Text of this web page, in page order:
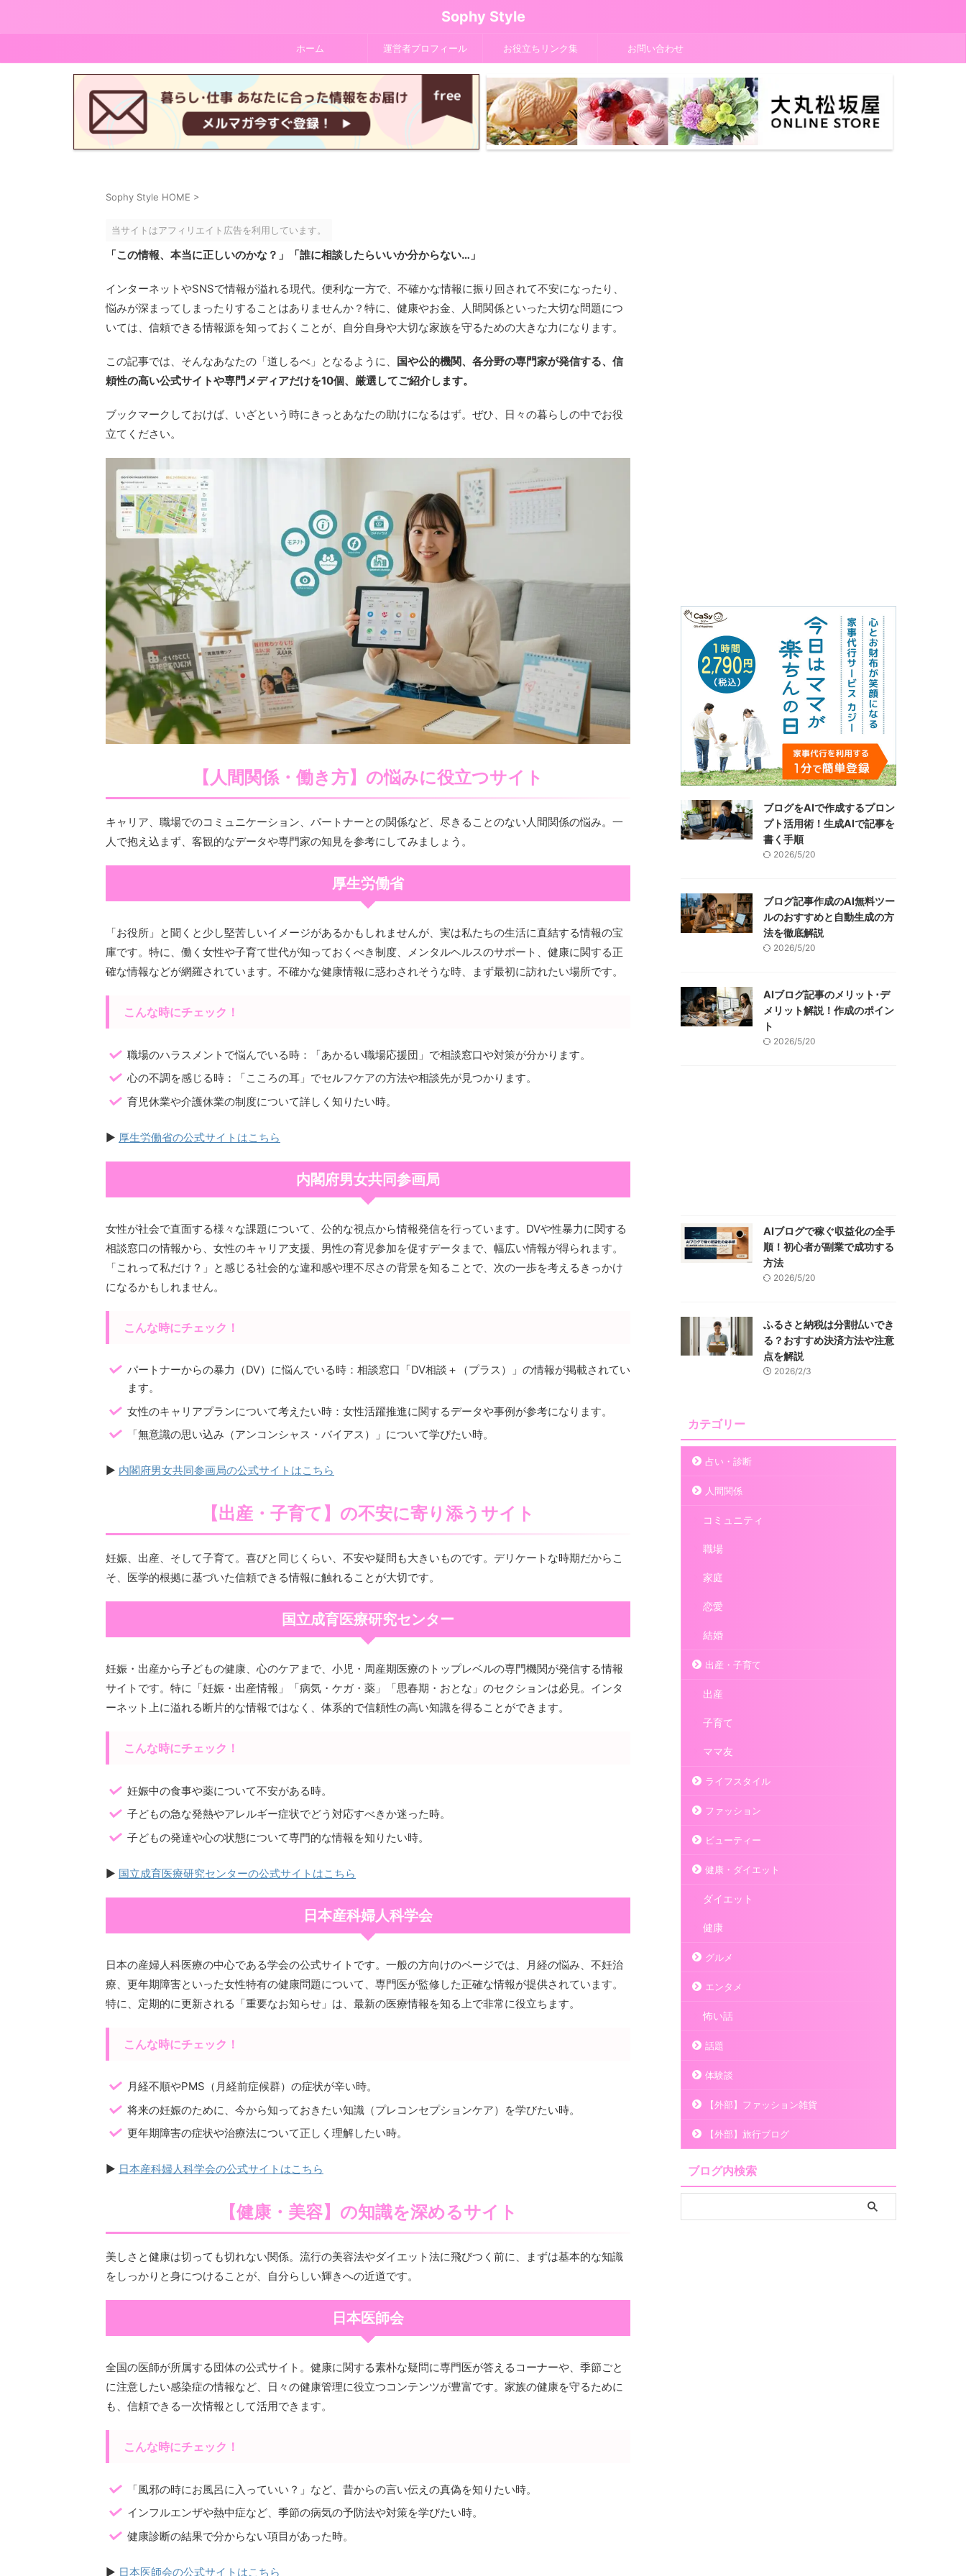
Sophy Style
ホーム 運営者プロフィール お役立ちリンク集 お問い合わせ
Sophy Style HOME >
当サイトはアフィリエイト広告を利用しています。
「この情報、本当に正しいのかな？」「誰に相談したらいいか分からない…」
インターネットやSNSで情報が溢れる現代。便利な一方で、不確かな情報に振り回されて不安になったり、
悩みが深まってしまったりすることはありませんか？特に、健康やお金、人間関係といった大切な問題につ
いては、信頼できる情報源を知っておくことが、自分自身や大切な家族を守るための大きな力になります。
この記事では、そんなあなたの「道しるべ」となるように、 国や公的機関、各分野の専門家が発信する、信
頼性の高い公式サイトや専門メディアだけを10個、厳選してご紹介します。
ブックマークしておけば、いざという時にきっとあなたの助けになるはず。ぜひ、日々の暮らしの中でお役
立てください。
【人間関係・働き方】の悩みに役立つサイト
キャリア、職場でのコミュニケーション、パートナーとの関係など、尽きることのない人間関係の悩み。一
人で抱え込まず、客観的なデータや専門家の知見を参考にしてみましょう。
厚生労働省
「お役所」と聞くと少し堅苦しいイメージがあるかもしれませんが、実は私たちの生活に直結する情報の宝
庫です。特に、働く女性や子育て世代が知っておくべき制度、メンタルヘルスのサポート、健康に関する正
確な情報などが網羅されています。不確かな健康情報に惑わされそうな時、まず最初に訪れたい場所です。
こんな時にチェック！
職場のハラスメントで悩んでいる時：「あかるい職場応援団」で相談窓口や対策が分かります。
心の不調を感じる時：「こころの耳」でセルフケアの方法や相談先が見つかります。
育児休業や介護休業の制度について詳しく知りたい時。
▶ 厚生労働省の公式サイトはこちら
内閣府男女共同参画局
女性が社会で直面する様々な課題について、公的な視点から情報発信を行っています。DVや性暴力に関する
相談窓口の情報から、女性のキャリア支援、男性の育児参加を促すデータまで、幅広い情報が得られます。
「これって私だけ？」と感じる社会的な違和感や理不尽さの背景を知ることで、次の一歩を考えるきっかけ
になるかもしれません。
こんな時にチェック！
パートナーからの暴力（DV）に悩んでいる時：相談窓口「DV相談＋（プラス）」の情報が掲載されてい
ます。
女性のキャリアプランについて考えたい時：女性活躍推進に関するデータや事例が参考になります。
「無意識の思い込み（アンコンシャス・バイアス）」について学びたい時。
▶ 内閣府男女共同参画局の公式サイトはこちら
【出産・子育て】の不安に寄り添うサイト
妊娠、出産、そして子育て。喜びと同じくらい、不安や疑問も大きいものです。デリケートな時期だからこ
そ、医学的根拠に基づいた信頼できる情報に触れることが大切です。
国立成育医療研究センター
妊娠・出産から子どもの健康、心のケアまで、小児・周産期医療のトップレベルの専門機関が発信する情報
サイトです。特に「妊娠・出産情報」「病気・ケガ・薬」「思春期・おとな」のセクションは必見。インタ
ーネット上に溢れる断片的な情報ではなく、体系的で信頼性の高い知識を得ることができます。
こんな時にチェック！
妊娠中の食事や薬について不安がある時。
子どもの急な発熱やアレルギー症状でどう対応すべきか迷った時。
子どもの発達や心の状態について専門的な情報を知りたい時。
▶ 国立成育医療研究センターの公式サイトはこちら
日本産科婦人科学会
日本の産婦人科医療の中心である学会の公式サイトです。一般の方向けのページでは、月経の悩み、不妊治
療、更年期障害といった女性特有の健康問題について、専門医が監修した正確な情報が提供されています。
特に、定期的に更新される「重要なお知らせ」は、最新の医療情報を知る上で非常に役立ちます。
こんな時にチェック！
月経不順やPMS（月経前症候群）の症状が辛い時。
将来の妊娠のために、今から知っておきたい知識（プレコンセプションケア）を学びたい時。
更年期障害の症状や治療法について正しく理解したい時。
▶ 日本産科婦人科学会の公式サイトはこちら
【健康・美容】の知識を深めるサイト
美しさと健康は切っても切れない関係。流行の美容法やダイエット法に飛びつく前に、まずは基本的な知識
をしっかりと身につけることが、自分らしい輝きへの近道です。
日本医師会
全国の医師が所属する団体の公式サイト。健康に関する素朴な疑問に専門医が答えるコーナーや、季節ごと
に注意したい感染症の情報など、日々の健康管理に役立つコンテンツが豊富です。家族の健康を守るために
も、信頼できる一次情報として活用できます。
こんな時にチェック！
「風邪の時にお風呂に入っていい？」など、昔からの言い伝えの真偽を知りたい時。
インフルエンザや熱中症など、季節の病気の予防法や対策を学びたい時。
健康診断の結果で分からない項目があった時。
▶ 日本医師会の公式サイトはこちら
ブログをAIで作成するプロン
プト活用術！生成AIで記事を
書く手順
2026/5/20
ブログ記事作成のAI無料ツー
ルのおすすめと自動生成の方
法を徹底解説
2026/5/20
AIブログ記事のメリット･デ
メリット解説！作成のポイン
ト
2026/5/20
AIブログで稼ぐ収益化の全手
順！初心者が副業で成功する
方法
2026/5/20
ふるさと納税は分割払いでき
る？おすすめ決済方法や注意
点を解説
2026/2/3
カテゴリー
占い・診断
人間関係
コミュニティ
職場
家庭
恋愛
結婚
出産・子育て
出産
子育て
ママ友
ライフスタイル
ファッション
ビューティー
健康・ダイエット
ダイエット
健康
グルメ
エンタメ
怖い話
話題
体験談
【外部】ファッション雑貨
【外部】旅行ブログ
ブログ内検索